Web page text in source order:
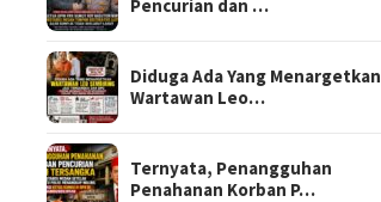
Pencurian dan …
Diduga Ada Yang Menargetkan
Wartawan Leo…
Ternyata, Penangguhan
Penahanan Korban P…